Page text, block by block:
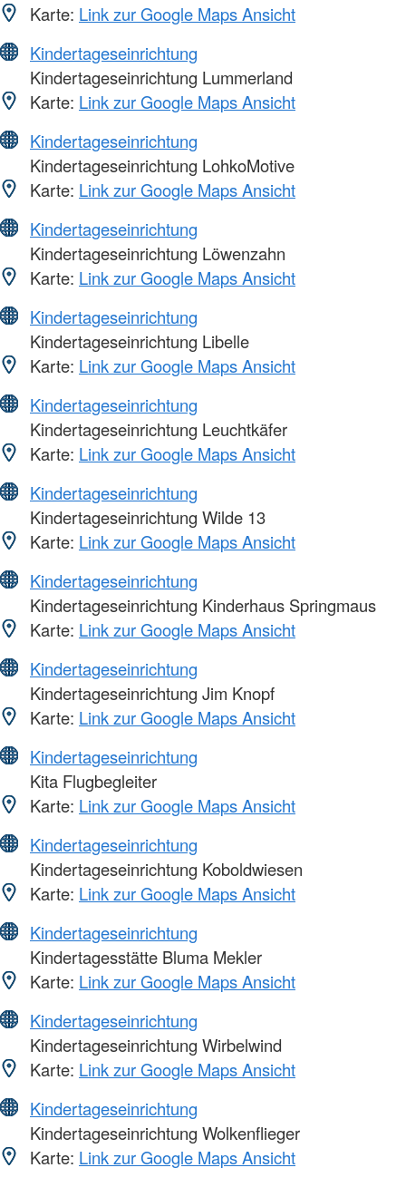
Karte: Link zur Google Maps Ansicht
Kindertageseinrichtung
Kindertageseinrichtung Lummerland
Karte: Link zur Google Maps Ansicht
Kindertageseinrichtung
Kindertageseinrichtung LohkoMotive
Karte: Link zur Google Maps Ansicht
Kindertageseinrichtung
Kindertageseinrichtung Löwenzahn
Karte: Link zur Google Maps Ansicht
Kindertageseinrichtung
Kindertageseinrichtung Libelle
Karte: Link zur Google Maps Ansicht
Kindertageseinrichtung
Kindertageseinrichtung Leuchtkäfer
Karte: Link zur Google Maps Ansicht
Kindertageseinrichtung
Kindertageseinrichtung Wilde 13
Karte: Link zur Google Maps Ansicht
Kindertageseinrichtung
Kindertageseinrichtung Kinderhaus Springmaus
Karte: Link zur Google Maps Ansicht
Kindertageseinrichtung
Kindertageseinrichtung Jim Knopf
Karte: Link zur Google Maps Ansicht
Kindertageseinrichtung
Kita Flugbegleiter
Karte: Link zur Google Maps Ansicht
Kindertageseinrichtung
Kindertageseinrichtung Koboldwiesen
Karte: Link zur Google Maps Ansicht
Kindertageseinrichtung
Kindertagesstätte Bluma Mekler
Karte: Link zur Google Maps Ansicht
Kindertageseinrichtung
Kindertageseinrichtung Wirbelwind
Karte: Link zur Google Maps Ansicht
Kindertageseinrichtung
Kindertageseinrichtung Wolkenflieger
Karte: Link zur Google Maps Ansicht